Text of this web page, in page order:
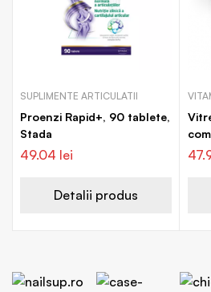
SUPLIMENTE ARTICULATII
Proenzi Rapid+, 90 tablete,
Stada
49.04 lei
Detalii produs